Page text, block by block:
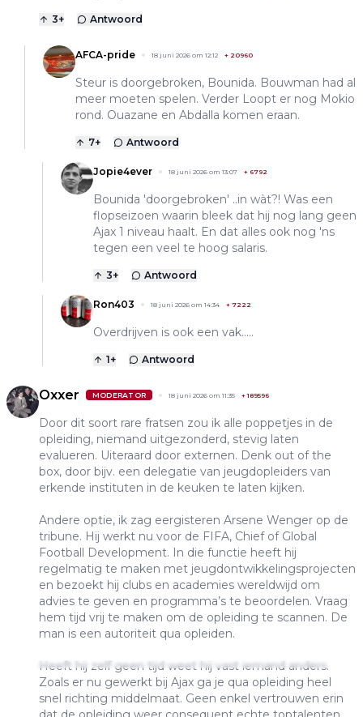
3+ Antwoord
AFCA-pride 18 juni 2026 om 12:12 + 20960
Steur is doorgebroken, Bounida. Bouwman had al
meer moeten spelen. Verder Loopt er nog Mokio
rond. Ouazane en Abdalla komen eraan.
7+ Antwoord
Jopie4ever 18 juni 2026 om 13:07 + 6792
Bounida 'doorgebroken' ..in wàt?! Was een
flopseizoen waarin bleek dat hij nog lang geen
Ajax 1 niveau haalt. En dat alles ook nog 'ns
tegen een veel te hoog salaris.
3+ Antwoord
Ron403 18 juni 2026 om 14:34 + 7222
Overdrijven is ook een vak.....
1+ Antwoord
Oxxer MODERATOR 18 juni 2026 om 11:35 +189596
Door dit soort rare fratsen zou ik alle poppetjes in de
opleiding, niemand uitgezonderd, stevig laten
evalueren. Uiteraard door externen. Denk out of the
box, door bijv. een delegatie van jeugdopleiders van
erkende instituten in de keuken te laten kijken.
Andere optie, ik zag eergisteren Arsene Wenger op de
tribune. Hij werkt nu voor de FIFA, Chief of Global
Football Development. In die functie heeft hij
regelmatig te maken met jeugdontwikkelingsprojecten
en bezoekt hij clubs en academies wereldwijd om
advies te geven en programma’s te beoordelen. Vraag
hem tijd vrij te maken om de opleiding te scannen. De
man is een autoriteit qua opleiden.
Heeft hij zelf geen tijd weet hij vast iemand anders.
Zoals er nu gewerkt bij Ajax ga je qua opleiding heel
snel richting middelmaat. Geen enkel vertrouwen erin